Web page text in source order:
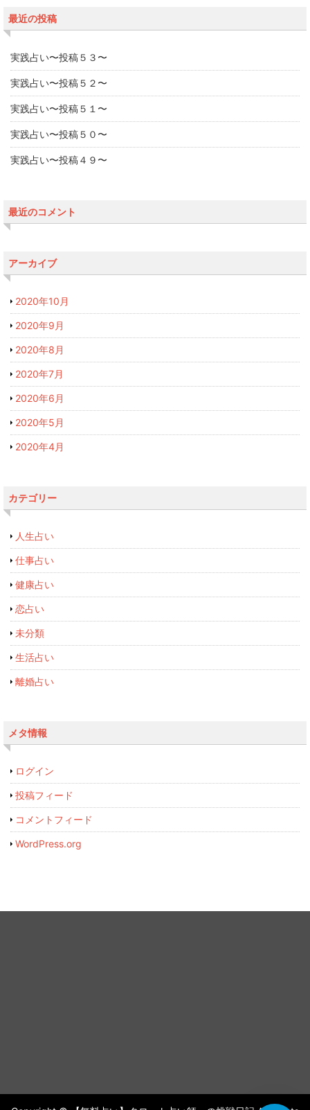
最近の投稿
実践占い〜投稿５３〜
実践占い〜投稿５２〜
実践占い〜投稿５１〜
実践占い〜投稿５０〜
実践占い〜投稿４９〜
最近のコメント
アーカイブ
2020年10月
2020年9月
2020年8月
2020年7月
2020年6月
2020年5月
2020年4月
カテゴリー
人生占い
仕事占い
健康占い
恋占い
未分類
生活占い
離婚占い
メタ情報
ログイン
投稿フィード
コメントフィード
WordPress.org